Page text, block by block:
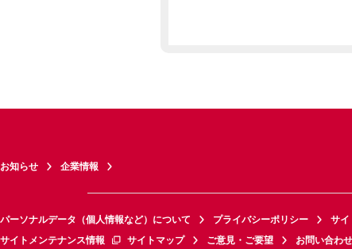
お知らせ 企業情報
パーソナルデータ（個人情報など）について プライバシーポリシー サイ
サイトメンテナンス情報
サイトマップ ご意見・ご要望 お問い合わせ